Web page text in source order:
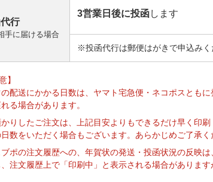
行
手に届ける場合
3営業日後に投函します
※投函代行は郵便はがきで申込みく
】
配送にかかる日数は、ヤマト宅急便・ネコポスとも
る場合があります。
かりしたご注文は、上記目安よりもできるだけ早く印
日数をいただく場合もございます。あらかじめご了承く
ブポの注文履歴への、年賀状の発送・投函状況の反映
注文履歴上で「印刷中」と表示される場合があります